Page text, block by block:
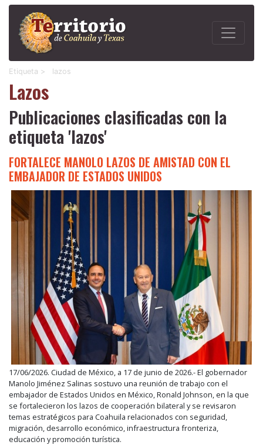
Etiqueta > lazos
Lazos
Publicaciones clasificadas con la
etiqueta 'lazos'
FORTALECE MANOLO LAZOS DE AMISTAD CON EL
EMBAJADOR DE ESTADOS UNIDOS
17/06/2026. Ciudad de México, a 17 de junio de 2026.- El gobernador
Manolo Jiménez Salinas sostuvo una reunión de trabajo con el
embajador de Estados Unidos en México, Ronald Johnson, en la que
se fortalecieron los lazos de cooperación bilateral y se revisaron
temas estratégicos para Coahuila relacionados con seguridad,
migración, desarrollo económico, infraestructura fronteriza,
educación y promoción turística.